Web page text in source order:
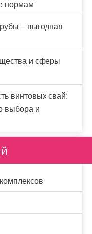
нормам
– выгодная
и сферы
винтовых свай:
выбора и